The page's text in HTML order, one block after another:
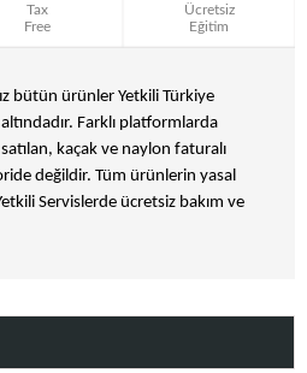
Tax
Free
Ücretsiz
Eğitim
bütün ürünler Yetkili Türkiye
Farklı platformlarda
kaçak ve naylon faturalı
değildir. Tüm ürünlerin yasal
Servislerde ücretsiz bakım ve